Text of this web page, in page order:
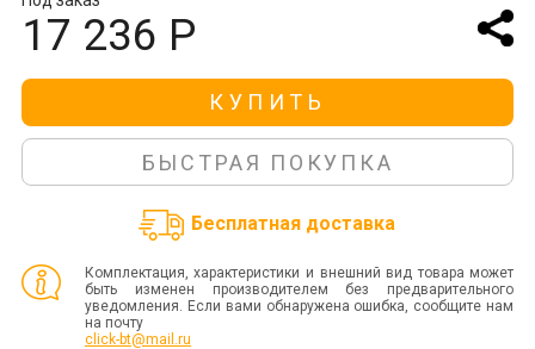
17 236 Р
КУПИТЬ
БЫСТРАЯ ПОКУПКА
Бесплатная доставка
Комплектация, характеристики и внешний вид товара может
быть изменен производителем без предварительного
уведомления. Если вами обнаружена ошибка, сообщите нам
на почту
click-bt@mail.ru